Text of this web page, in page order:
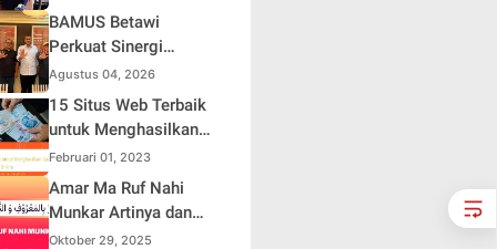
Fariha Rodliyana
Soroti Distorsi
Simpati Publik dan
Aksi Main Hakim
Sendiri
BAMUS Betawi
Perkuat Sinergi
dengan Polda Metro
Jaya, Tegaskan
Komitmen Menjaga
Jakarta Aman, Damai,
dan Kondusif Jelang
HUT ke-81 Republik
Indonesia
Agustus 04, 2026
15 Situs Web Terbaik
untuk Menghasilkan
Uang Online
Februari 01, 2023
Amar Ma Ruf Nahi
Munkar Artinya dan
Maknanya dalam
Oktober 29, 2025